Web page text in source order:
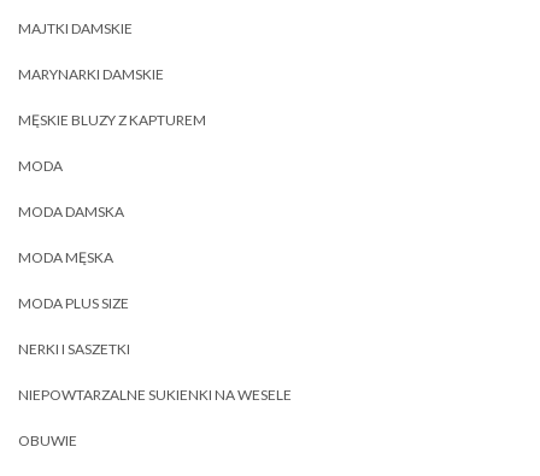
MAJTKI DAMSKIE
MARYNARKI DAMSKIE
MĘSKIE BLUZY Z KAPTUREM
MODA
MODA DAMSKA
MODA MĘSKA
MODA PLUS SIZE
NERKI I SASZETKI
NIEPOWTARZALNE SUKIENKI NA WESELE
OBUWIE